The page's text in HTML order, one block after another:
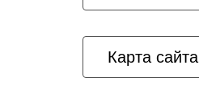
Карта сайта